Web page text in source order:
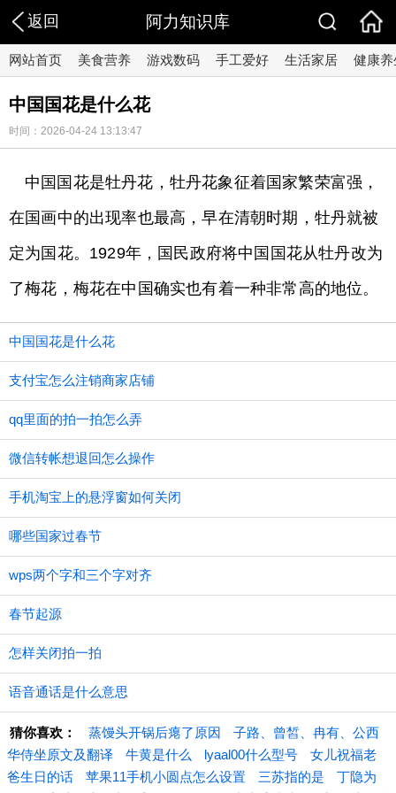
返回 阿力知识库
网站首页 美食营养 游戏数码 手工爱好 生活家居 健康养
中国国花是什么花
时间：2026-04-24 13:13:47
中国国花是牡丹花，牡丹花象征着国家繁荣富强，
在国画中的出现率也最高，早在清朝时期，牡丹就被
定为国花。1929年，国民政府将中国国花从牡丹改为
了梅花，梅花在中国确实也有着一种非常高的地位。
中国国花是什么花
支付宝怎么注销商家店铺
qq里面的拍一拍怎么弄
微信转帐想退回怎么操作
手机淘宝上的悬浮窗如何关闭
哪些国家过春节
wps两个字和三个字对齐
春节起源
怎样关闭拍一拍
语音通话是什么意思
猜你喜欢： 蒸馒头开锅后瘪了原因
子路、曾皙、冉有、公西
华侍坐原文及翻译
牛黄是什么 lyaal00什么型号
女儿祝福老
爸生日的话
苹果11手机小圆点怎么设置 三苏指的是
丁隐为